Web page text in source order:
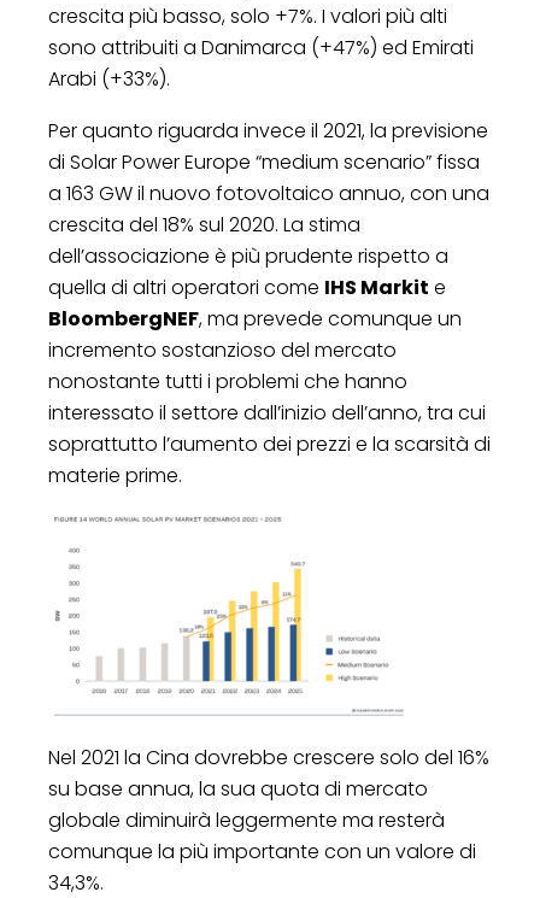
crescita più basso, solo +7%. I valori più alti
sono attribuiti a Danimarca (+47%) ed Emirati
Arabi (+33%).
Per quanto riguarda invece il 2021, la previsione
di Solar Power Europe “medium scenario” fissa
a 163 GW il nuovo fotovoltaico annuo, con una
crescita del 18% sul 2020. La stima
dell’associazione è più prudente rispetto a
quella di altri operatori come IHS Markit e
BloombergNEF, ma prevede comunque un
incremento sostanzioso del mercato
nonostante tutti i problemi che hanno
interessato il settore dall’inizio dell’anno, tra cui
soprattutto l’aumento dei prezzi e la scarsità di
materie prime.
Nel 2021 la Cina dovrebbe crescere solo del 16%
su base annua, la sua quota di mercato
globale diminuirà leggermente ma resterà
comunque la più importante con un valore di
34,3%.